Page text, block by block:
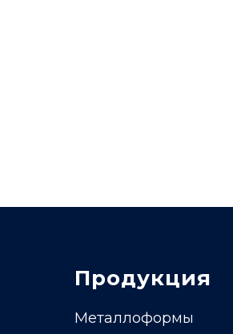
Продукция
Металлоформы